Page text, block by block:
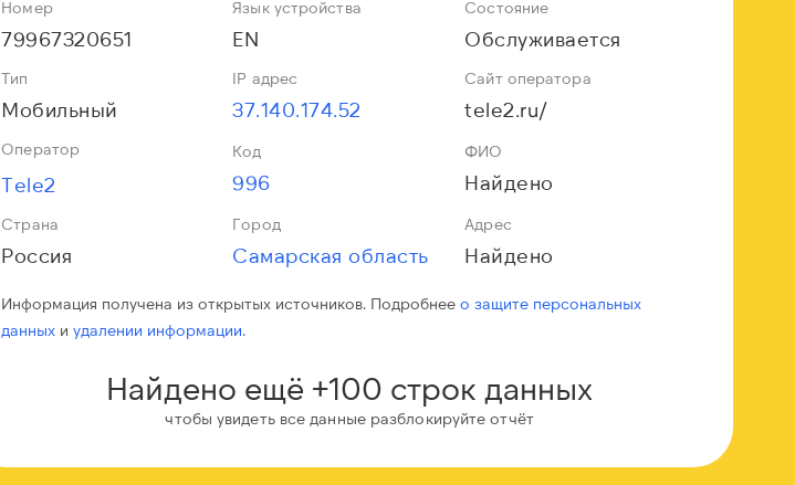
Номер
79967320651
Язык устройства
EN
Состояние
Обслуживается
Тип
Мобильный
IP адрес
37.140.174.52
Сайт оператора
tele2.ru/
Оператор
Tele2
Код
996
ФИО
Найдено
Страна
Россия
Город
Самарская область
Адрес
Найдено
Информация получена из открытых источников. Подробнеео защите персональных
данных иудалении информации.
Найдено ещё +100 строк данных
чтобы увидеть все данные разблокируйте отчёт